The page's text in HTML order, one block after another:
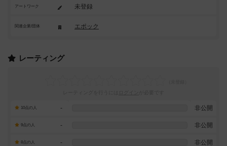
アートワーク 未登録
関連企業/団体 エポック
レーティング
10点の人 - 非公開
9点の人 - 非公開
8点の人 - 非公開